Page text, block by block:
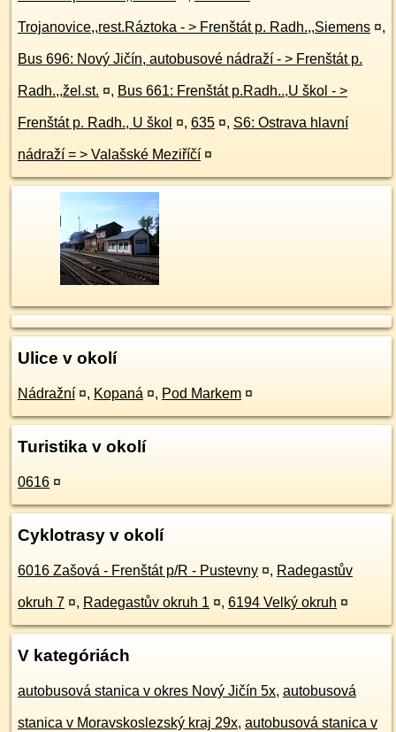
Trojanovice,,rest.Ráztoka - > Frenštát p. Radh.,,Siemens ¤,
Bus 696: Nový Jičín, autobusové nádraží - > Frenštát p.
Radh.,,žel.st. ¤, Bus 661: Frenštát p.Radh..,U škol - >
Frenštát p. Radh., U škol ¤, 635 ¤, S6: Ostrava hlavní
nádraží = > Valašské Meziříčí ¤
Ulice v okolí
Nádražní ¤, Kopaná ¤, Pod Markem ¤
Turistika v okolí
0616 ¤
Cyklotrasy v okolí
6016 Zašová - Frenštát p/R - Pustevny ¤, Radegastův
okruh 7 ¤, Radegastův okruh 1 ¤, 6194 Velký okruh ¤
V kategóriách
autobusová stanica v okres Nový Jičín 5x, autobusová
stanica v Moravskoslezský kraj 29x, autobusová stanica v